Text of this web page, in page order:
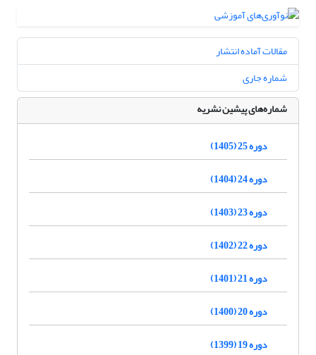
مقالات آماده انتشار
شماره جاری
شماره‌های پیشین نشریه
دوره 25 (1405)
دوره 24 (1404)
دوره 23 (1403)
دوره 22 (1402)
دوره 21 (1401)
دوره 20 (1400)
دوره 19 (1399)